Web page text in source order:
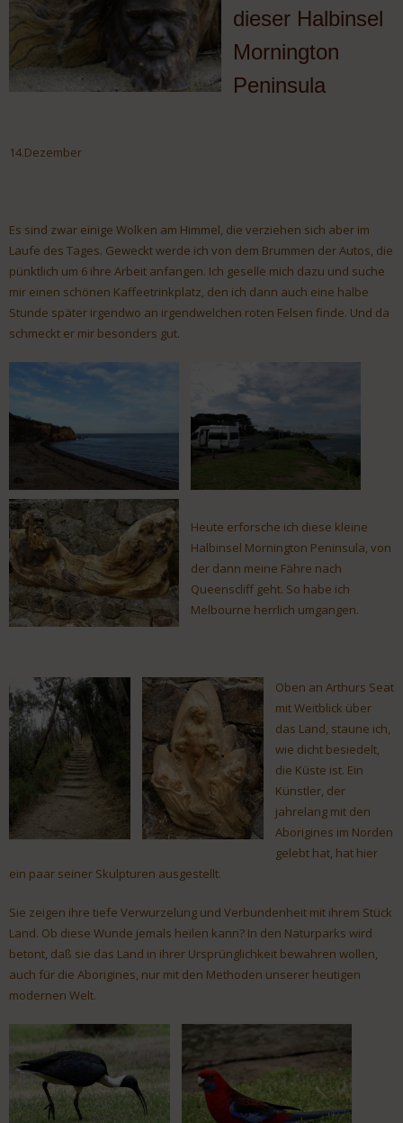
dieser Halbinsel
Mornington
Peninsula
14.Dezember
Es sind zwar einige Wolken am Himmel, die verziehen sich aber im
Laufe des Tages. Geweckt werde ich von dem Brummen der Autos, die
pünktlich um 6 ihre Arbeit anfangen. Ich geselle mich dazu und suche
mir einen schönen Kaffeetrinkplatz, den ich dann auch eine halbe
Stunde später irgendwo an irgendwelchen roten Felsen finde. Und da
schmeckt er mir besonders gut.
Heute erforsche ich diese kleine
Halbinsel Mornington Peninsula, von
der dann meine Fähre nach
Queenscliff geht. So habe ich
Melbourne herrlich umgangen.
Oben an Arthurs Seat
mit Weitblick über
das Land, staune ich,
wie dicht besiedelt,
die Küste ist. Ein
Künstler, der
jahrelang mit den
Aborigines im Norden
gelebt hat, hat hier
ein paar seiner Skulpturen ausgestellt.
Sie zeigen ihre tiefe Verwurzelung und Verbundenheit mit ihrem Stück
Land. Ob diese Wunde jemals heilen kann? In den Naturparks wird
betont, daß sie das Land in ihrer Ursprünglichkeit bewahren wollen,
auch für die Aborigines, nur mit den Methoden unserer heutigen
modernen Welt.